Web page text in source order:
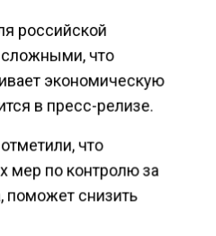
российской
что
экономическую
в пресс-релизе.
что
мер по контролю за
поможет снизить